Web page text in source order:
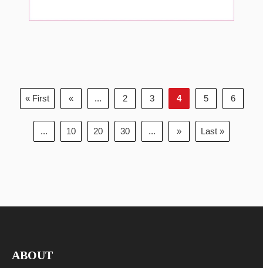
« First « ... 2 3 4 5 6
... 10 20 30 ... » Last »
ABOUT